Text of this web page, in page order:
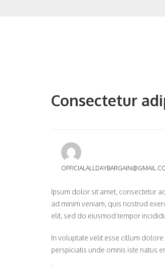
Consectetur
Ipsum dolor sit amet, consectetur
ad minim veniam, quis nostrud
elit, sed do eiusmod tempor
In voluptate velit esse cillum
perspiciatis unde omnis iste natus